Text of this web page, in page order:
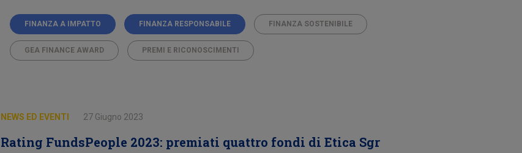
FINANZA A IMPATTO FINANZA RESPONSABILE FINANZA SOSTENIBILE
GEA FINANCE AWARD PREMI E RICONOSCIMENTI
NEWS ED EVENTI 27 Giugno 2023
Rating FundsPeople 2023: premiati quattro fondi di Etica Sgr